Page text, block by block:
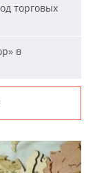
торговых
в